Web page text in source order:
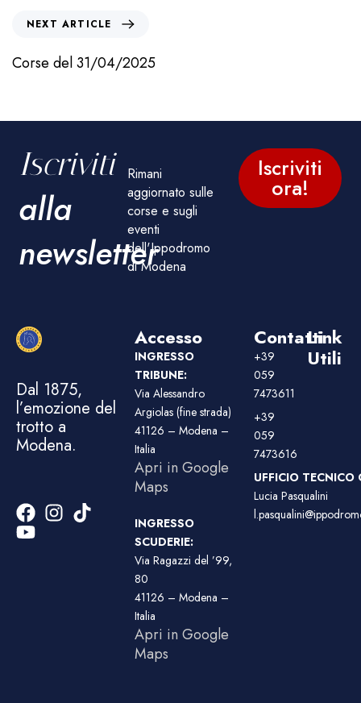
NEXT ARTICLE
Corse del 31/04/2025
Iscriviti
alla
newsletter
Rimani
aggiornato sulle
corse e sugli
eventi
dell'Ippodromo
di Modena
Iscriviti
ora!
Dal 1875,
l’emozione del
trotto a
Modena.
Accesso
INGRESSO
TRIBUNE:
Via Alessandro
Argiolas (fine strada)
41126 – Modena –
Italia
Apri in Google
Maps
INGRESSO
SCUDERIE:
Via Ragazzi del ’99,
80
41126 – Modena –
Italia
Apri in Google
Maps
Contatti
+39
059
7473611
+39
059
7473616
UFFICIO TECNICO
Lucia Pasqualini
Link
Utili